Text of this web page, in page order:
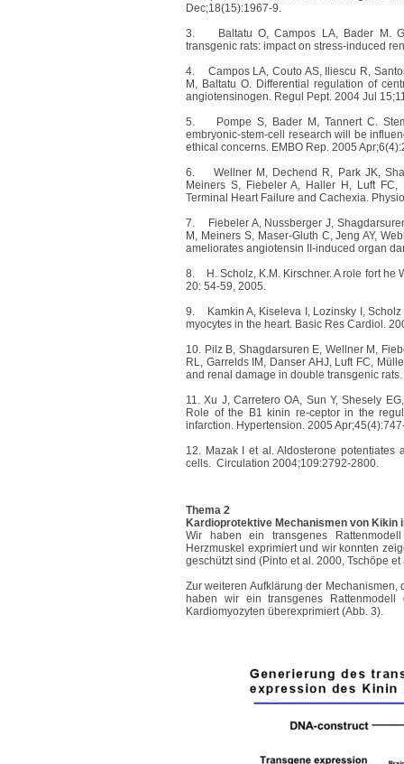
Dec;18(15):1967-9.
3.
Baltatu O,Campos LA, Bader M.
transgenic rats: impact on stress-induced
4.
Campos LA, Couto AS, Iliescu R,
M, Baltatu O. Differential regulation of
angiotensinogen. Regul Pept. 2004 Jul
5.
Pompe S, Bader M, Tannert C.
embryonic-stem-cell research will be
ethical concerns. EMBO Rep. 2005
6.
Wellner M, Dechend R, Park JK,
Meiners S, Fiebeler A, Haller H, Luft
Terminal Heart Failure and Cachexia.
7.
Fiebeler A, Nussberger J,
M, Meiners S, Maser-Gluth C, Jeng AY,
ameliorates angiotensin II-induced organ
8.
H. Scholz, K.M. Kirschner. A role fort
20: 54-59, 2005.
9.
Kamkin A, Kiseleva I, Lozinsky I,
myocytes in the heart. Basic Res Cardiol.
10. Pilz B, Shagdarsuren E, Wellner M,
RL, Garrelds IM, Danser AHJ, Luft FC,
and renal damage in double transgenic
11. Xu J, Carretero OA, Sun Y, Shesely
Role of the B1 kinin re-ceptor in the
infarction. Hypertension. 2005
12. Mazak I et al. Aldosterone potentiates
cells. Circulation 2004;109:2792-2800.
Thema 2
Kardioprotektive Mechanismen von Kikin
Wir haben ein transgenes
Herzmuskel exprimiert und wir konnten
geschützt sind (Pinto et al. 2000, Tschöpe
Zur weiteren Aufklärung der
haben wir ein transgenes
Kardiomyozyten überexprimiert (Abb. 3).